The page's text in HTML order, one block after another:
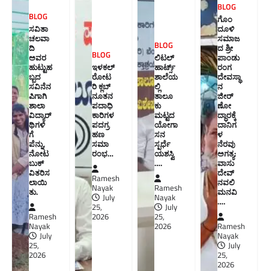
BLOG
ಸವಿತಾ
ಚಲವಾ
ದಿ
ಅವರ
ಹುಟ್ಟುಹ
ಬ್ಬದ
ಸವಿನೆನ
ಪಿಗಾಗಿ
ಶಾಲಾ
ವಿದ್ಯಾರ್
ಥಿಗಳಿ
ಗೆ
ಪೆನ್ನು,
ನೋಟ
ಬುಕ್
ವಿತರಿಸ
ಲಾಯಿ
ತು.
Ramesh
Nayak
July
25,
2026
BLOG
ಇಳಕಲ್
ರೋಟ
ರಿ ಕ್ಲಬ್
ನೂತನ‌
ಪದಾಧಿ
ಕಾರಿಗಳ
ಪದಗ್ರ
ಹಣ
ಸಮಾ
ರಂಭ…
Ramesh
Nayak
July
25,
2026
BLOG
ಲಿಟಲ್
ಹಾರ್ಟ್ಸ್
ಶಾಲೆಯ
ಲ್ಲಿ
ತಾಲೂ
ಕು
ಮಟ್ಟದ
ಯೋಗಾ
ಸನ
ಸ್ಪರ್ಧೆ
ಯಶಸ್ವಿ
….
Ramesh
Nayak
July
25,
2026
BLOG
ಗೊಂ
ದೂಳಿ
ಸಮಾಜ
ದ ಶ್ರೀ
ಪಾಂಡು
ರಂಗ
ದೇವಸ್ಥಾ
ನ
ಜೀರ್
ಣೋ
ದ್ಧಾರಕ್ಕೆ
ದಾನಿಗ
ಳ
ನೆರವು
ಅಗತ್ಯ:
ವಾಸು
ದೇವ್
ನವಲಿ
ಮನವಿ​
….
Ramesh
Nayak
July
25,
2026